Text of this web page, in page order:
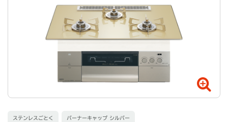
ステンレスごとく バーナーキャップ シルバー